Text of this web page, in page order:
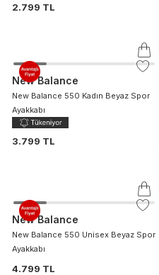
2.799 TL
New Balance
New Balance 550 Kadın Beyaz Spor
Ayakkabı
3.799 TL
New Balance
New Balance 550 Unisex Beyaz Spor
Ayakkabı
4.799 TL